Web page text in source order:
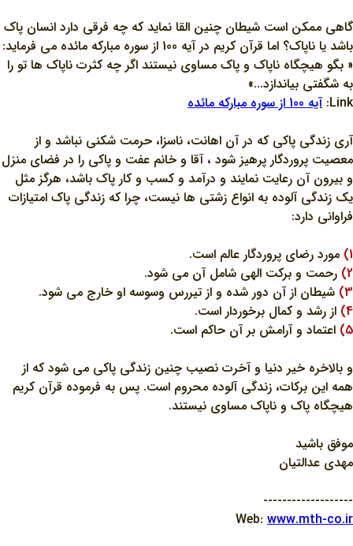
گاهي ممکن است شيطان چنين القا نمايد که چه فرقي دارد انسان پاک
باشد يا ناپاک؟ اما قرآن کريم در آيه 100 از سوره مبارکه مائده مي فرمايد:
« بگو هيچگاه ناپاک و پاک مساوي نيستند اگر چه کثرت ناپاک ها تو را
به شگفتي بياندازد...»
Link: آيه 100 از سوره مبارکه مائده
آري زندگي پاکي که در آن اهانت، ناسزا، حرمت شکني نباشد و از
معصيت پروردگار پرهيز شود ، آقا و خانم عفت و پاکي را در فضاي منزل
و بيرون آن رعايت نمايند و درآمد و کسب و کار پاک باشد، هرگز مثل
يک زندگي آلوده به انواع زشتي ها نيست، چرا که زندگي پاک امتيازات
فراواني دارد:
1) مورد رضاي پروردگار عالم است.
2) رحمت و برکت الهي شامل آن مي شود.
3) شيطان از آن دور شده و از تيررس وسوسه او خارج مي شود.
4) از رشد و کمال برخوردار است.
5) اعتماد و آرامش بر آن حاکم است.
و بالاخره خير دنيا و آخرت نصيب چنين زندگي پاکي مي شود که از
همه اين برکات، زندگي آلوده محروم است. پس به فرموده قرآن کريم
هيچگاه پاک و ناپاک مساوي نيستند.
موفق باشيد
مهدي عدالتيان
-------------------
Web: www.mth-co.ir